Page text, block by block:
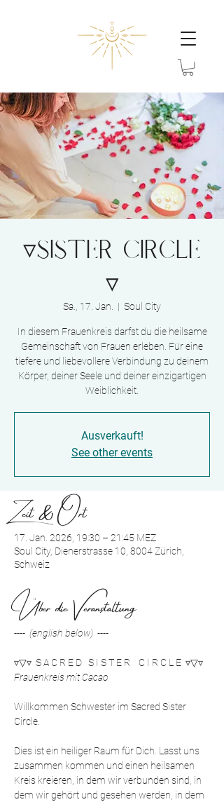
▿SISTER CIRCLE
▿
Sa., 17. Jan.
  |
Soul City
In diesem Frauenkreis darfst du die heilsame
Gemeinschaft von Frauen erleben. Für eine
tiefere und liebevollere Verbindung zu deinem
Körper, deiner Seele und deiner einzigartigen
Weiblichkeit.
Ausverkauft!
See other events
Zeit & Ort
17. Jan. 2026, 19:30 – 21:45 MEZ
Soul City, Dienerstrasse 10, 8004 Zürich,
Schweiz
Über die Veranstaltung
----  (english below)  ----
▿▽▿  S A C R E D   S I S T E R    C I R C L E  ▿▽▿
Frauenkreis mit Cacao
Willkommen Schwester im Sacred Sister
Circle.
Dies ist ein heiliger Raum für Dich. Lasst uns
zusammen kommen und einen heilsamen
Kreis kreieren, in dem wir verbunden sind, in
dem wir gehört und gesehen werden, in dem